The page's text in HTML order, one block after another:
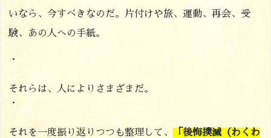
いなら、今すべきなのだ。片付けや旅、運動、再会、受
験、あの人への手紙。
・
それらは、人によりさまざまだ。
・
それを一度振り返りつつも整理して、
「後悔撲滅（わくわ